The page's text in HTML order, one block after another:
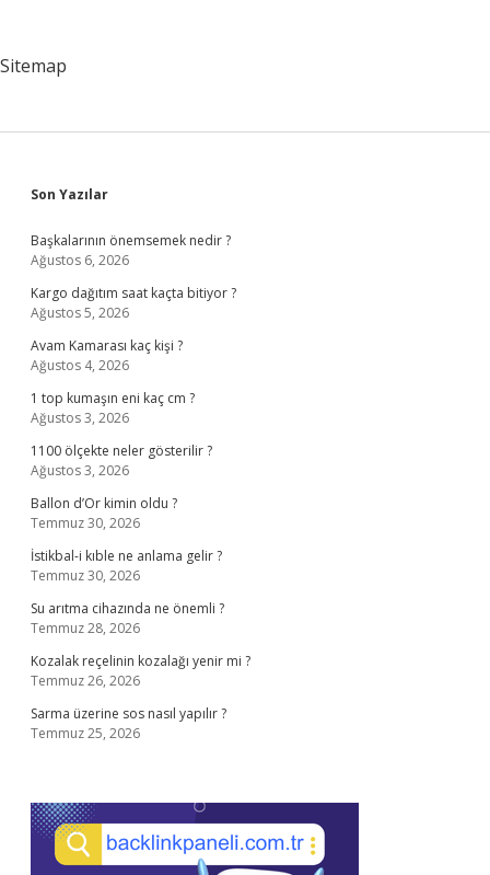
Sitemap
Sidebar
Son Yazılar
Başkalarının önemsemek nedir ?
Ağustos 6, 2026
Kargo dağıtım saat kaçta bitiyor ?
Ağustos 5, 2026
Avam Kamarası kaç kişi ?
Ağustos 4, 2026
1 top kumaşın eni kaç cm ?
Ağustos 3, 2026
1100 ölçekte neler gösterilir ?
Ağustos 3, 2026
Ballon d’Or kimin oldu ?
Temmuz 30, 2026
İstikbal-i kıble ne anlama gelir ?
Temmuz 30, 2026
Su arıtma cihazında ne önemli ?
Temmuz 28, 2026
Kozalak reçelinin kozalağı yenir mi ?
Temmuz 26, 2026
Sarma üzerine sos nasıl yapılır ?
Temmuz 25, 2026